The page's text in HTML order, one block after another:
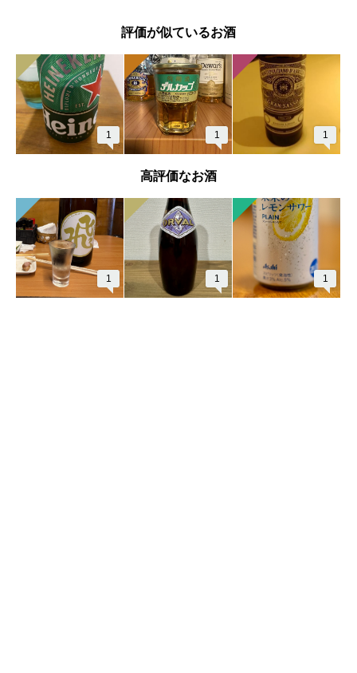
評価が似ているお酒
1 1 1
高評価なお酒
1 1 1